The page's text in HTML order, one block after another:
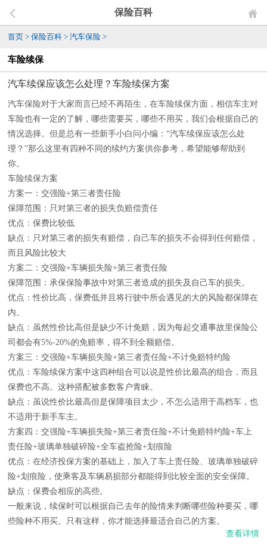
保险百科
首页 > 保险百科 > 汽车保险 >
车险续保
汽车续保应该怎么处理？车险续保方案
汽车保险对于大家而言已经不再陌生，在车险续保方面，相信车主对
车险也有一定的了解，哪些需要买，哪些不用买，我们会根据自己的
情况选择。但是总有一些新手小白问小编：“汽车续保应该怎么处
理？”那么这里有四种不同的续约方案供你参考，希望能够帮助到
你。
车险续保方案
方案一：交强险+第三者责任险
保障范围：只对第三者的损失负赔偿责任
优点：保费比较低
缺点：只对第三者的损失有赔偿，自己车的损失不会得到任何赔偿，
而且风险比较大
方案二：交强险+车辆损失险+第三者责任险
保障范围：承保保险事故中对第三者造成的损失及自己车的损失。
优点：性价比高，保费低并且将行驶中所会遇见的大的风险都保障在
内。
缺点：虽然性价比高但是缺少不计免赔，因为每起交通事故里保险公
司都会有5%-20%的免赔率，得不到全额赔偿。
方案三：交强险+车辆损失险+第三者责任险+不计免赔特约险
优点：车险续保方案中这四种组合可以说是性价比最高的组合，而且
保费也不高。这种搭配被多数客户青睐。
缺点：虽说性价比最高但是保障项目太少，不怎么适用于高档车，也
不适用于新手车主。
方案四：交强险+车辆损失险+第三者责任险+不计免赔特约险+车上
责任险+玻璃单独破碎险+全车盗抢险+划痕险
优点：在经济投保方案的基础上，加入了车上责任险、玻璃单独破碎
险+划痕险，使乘客及车辆易损部分都能得到比较全面的安全保障。
缺点：保费会相应的高些。
一般来说，续保时可以根据自己去年的险情来判断哪些险种要买，哪
些险种不用买。只有这样，你才能选择最适合自己的方案。
查看详情